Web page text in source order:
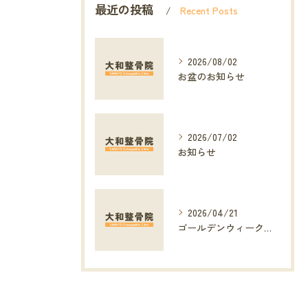
最近の投稿 Recent Posts
2026/08/02
お盆のお知らせ
2026/07/02
お知らせ
2026/04/21
ゴールデンウィークのお知らせ